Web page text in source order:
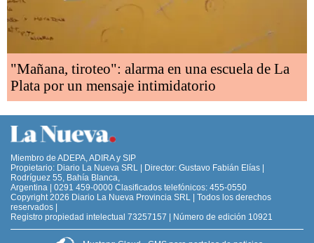
"Mañana, tiroteo": alarma en una escuela de La
Plata por un mensaje intimidatorio
Miembro de ADEPA, ADIRA y SIP
Propietario: Diario La Nueva SRL | Director: Gustavo Fabián Elías |
Rodríguez 55, Bahía Blanca,
Argentina | 0291 459-0000 Clasificados telefónicos: 455-0550
Copyright 2026 Diario La Nueva Provincia SRL | Todos los derechos
reservados |
Registro propiedad intelectual 73257157 | Número de edición 10921